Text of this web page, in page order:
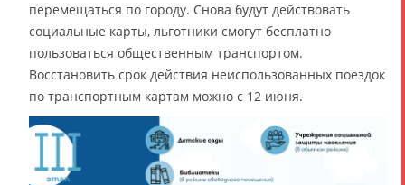
перемещаться по городу. Снова будут действовать
социальные карты, льготники смогут бесплатно
пользоваться общественным транспортом.
Восстановить срок действия неиспользованных поездок
по транспортным картам можно с 12 июня.